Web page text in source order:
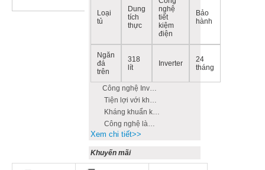
Loại
tủ
Dung
tích
thực
nghệ
tiết
kiệm
điện
Bảo
hành
Ngăn
đá
trên
318
lít
Inverter
24
tháng
Xem chi tiết>>
Khuyến mãi